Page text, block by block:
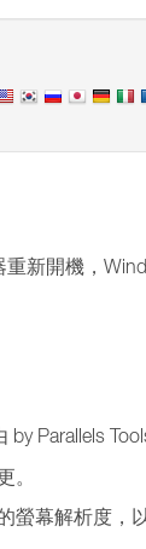
新開機，
by Parallels
。
幕解析度，